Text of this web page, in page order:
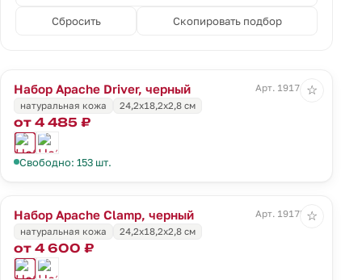
Сбросить Скопировать подбор
Набор Apache Driver, черный
Арт. 19174.30
натуральная кожа
24,2х18,2х2,8 см
от 4 485 ₽
Свободно: 153 шт.
☆
Набор Apache Clamp, черный
Арт. 19175.30
натуральная кожа
24,2х18,2х2,8 см
от 4 600 ₽
☆